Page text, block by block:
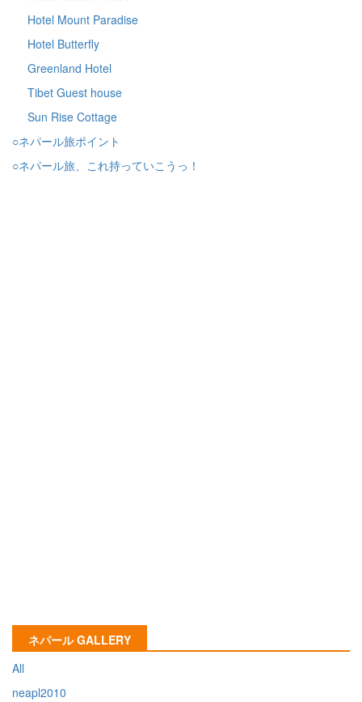
Hotel Mount Paradise
Hotel Butterfly
Greenland Hotel
Tibet Guest house
Sun Rise Cottage
○ネパール旅ポイント
○ネパール旅、これ持っていこうっ！
ネパール GALLERY
All
neapl2010